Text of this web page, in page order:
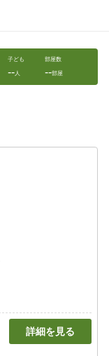
子ども
--人
部屋数
--部屋
詳細を見る